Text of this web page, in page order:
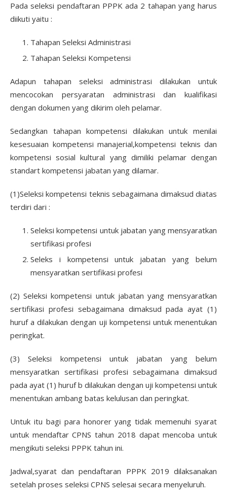
Pada seleksi pendaftaran PPPK ada 2 tahapan yang harus
diikuti yaitu :
Tahapan Seleksi Administrasi
Tahapan Seleksi Kompetensi
Adapun tahapan seleksi administrasi dilakukan untuk
mencocokan persyaratan administrasi dan kualifikasi
dengan dokumen yang dikirim oleh pelamar.
Sedangkan tahapan kompetensi dilakukan untuk menilai
kesesuaian kompetensi manajerial,kompetensi teknis dan
kompetensi sosial kultural yang dimiliki pelamar dengan
standart kompetensi jabatan yang dilamar.
(1)Seleksi kompetensi teknis sebagaimana dimaksud diatas
terdiri dari :
Seleksi kompetensi untuk jabatan yang mensyaratkan
sertifikasi profesi
Seleks i kompetensi untuk jabatan yang belum
mensyaratkan sertifikasi profesi
(2) Seleksi kompetensi untuk jabatan yang mensyaratkan
sertifikasi profesi sebagaimana dimaksud pada ayat (1)
huruf a dilakukan dengan uji kompetensi untuk menentukan
peringkat.
(3) Seleksi kompetensi untuk jabatan yang belum
mensyaratkan sertifikasi profesi sebagaimana dimaksud
pada ayat (1) huruf b dilakukan dengan uji kompetensi untuk
menentukan ambang batas kelulusan dan peringkat.
Untuk itu bagi para honorer yang tidak memenuhi syarat
untuk mendaftar CPNS tahun 2018 dapat mencoba untuk
mengikuti seleksi PPPK tahun ini.
Jadwal,syarat dan pendaftaran PPPK 2019 dilaksanakan
setelah proses seleksi CPNS selesai secara menyeluruh.